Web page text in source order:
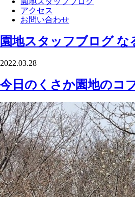
アクセス
お問い合わせ
園地スタッフブログ な
2022.03.28
今日のくさか園地のコ